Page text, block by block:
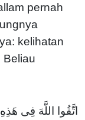
pernah
kelihatan
Beliau
اتَّقُوا اللَّهَ فِى